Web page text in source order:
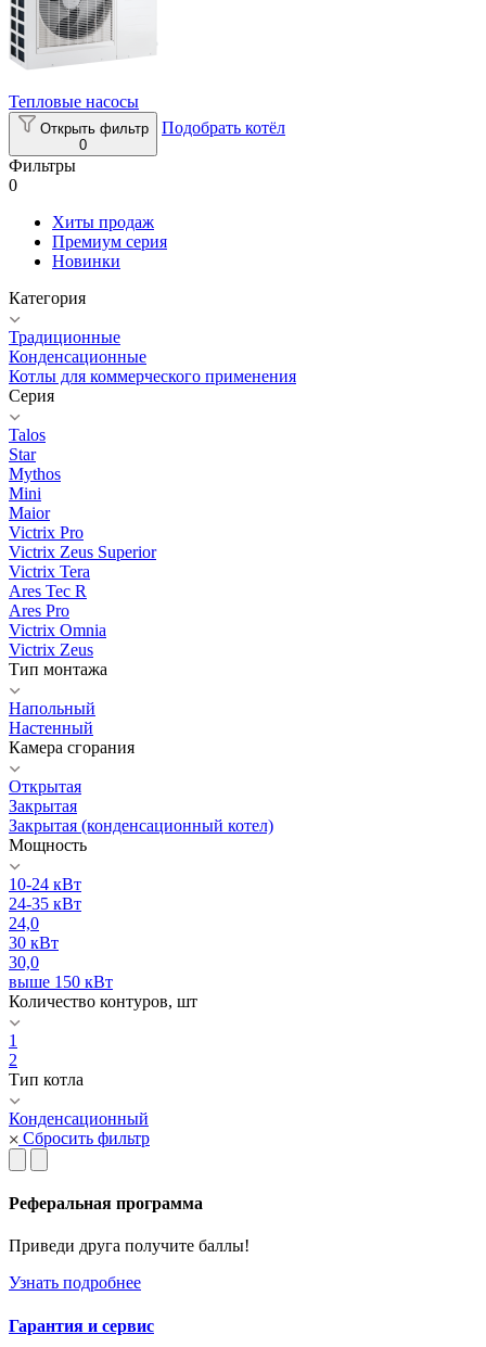
Тепловые насосы
Открыть фильтр
0
Подобрать котёл
Фильтры
0
Хиты продаж
Премиум серия
Новинки
Категория
Традиционные
Конденсационные
Котлы для коммерческого применения
Серия
Talos
Star
Mythos
Mini
Maior
Victrix Pro
Victrix Zeus Superior
Victrix Tera
Ares Tec R
Ares Pro
Victrix Omnia
Victrix Zeus
Тип монтажа
Напольный
Настенный
Камера сгорания
Открытая
Закрытая
Закрытая (конденсационный котел)
Мощность
10-24 кВт
24-35 кВт
24,0
30 кВт
30,0
выше 150 кВт
Количество контуров, шт
1
2
Тип котла
Конденсационный
Сбросить фильтр
Реферальная программа
Приведи друга получите баллы!
Узнать подробнее
Гарантия и сервис